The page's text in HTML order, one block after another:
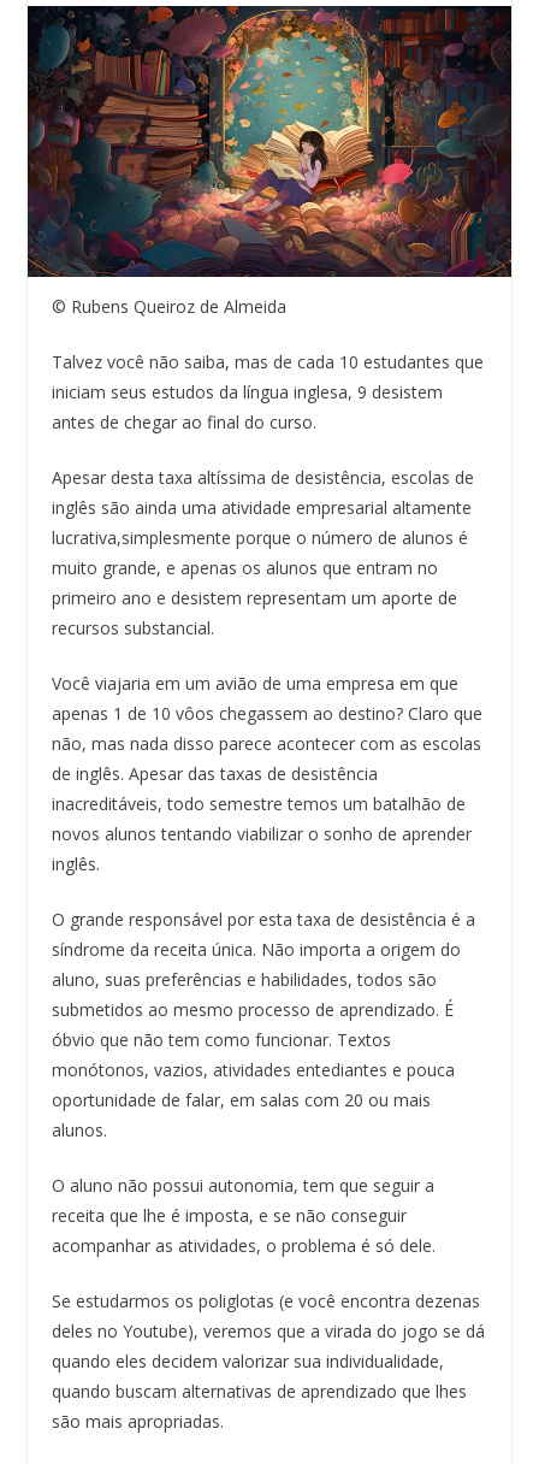
© Rubens Queiroz de Almeida
Talvez você não saiba, mas de cada 10 estudantes que
iniciam seus estudos da língua inglesa, 9 desistem
antes de chegar ao final do curso.
Apesar desta taxa altíssima de desistência, escolas de
inglês são ainda uma atividade empresarial altamente
lucrativa,simplesmente porque o número de alunos é
muito grande, e apenas os alunos que entram no
primeiro ano e desistem representam um aporte de
recursos substancial.
Você viajaria em um avião de uma empresa em que
apenas 1 de 10 vôos chegassem ao destino? Claro que
não, mas nada disso parece acontecer com as escolas
de inglês. Apesar das taxas de desistência
inacreditáveis, todo semestre temos um batalhão de
novos alunos tentando viabilizar o sonho de aprender
inglês.
O grande responsável por esta taxa de desistência é a
síndrome da receita única. Não importa a origem do
aluno, suas preferências e habilidades, todos são
submetidos ao mesmo processo de aprendizado. É
óbvio que não tem como funcionar. Textos
monótonos, vazios, atividades entediantes e pouca
oportunidade de falar, em salas com 20 ou mais
alunos.
O aluno não possui autonomia, tem que seguir a
receita que lhe é imposta, e se não conseguir
acompanhar as atividades, o problema é só dele.
Se estudarmos os poliglotas (e você encontra dezenas
deles no Youtube), veremos que a virada do jogo se dá
quando eles decidem valorizar sua individualidade,
quando buscam alternativas de aprendizado que lhes
são mais apropriadas.